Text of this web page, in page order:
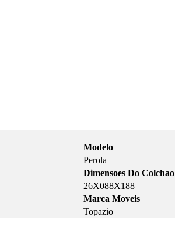
Modelo
Perola
Dimensoes Do Colchao
26X088X188
Marca Moveis
Topazio